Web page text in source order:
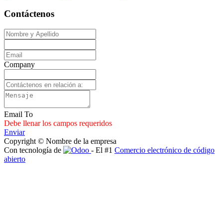
Contáctenos
Company
Email To
Debe llenar los campos requeridos
Enviar
Copyright © Nombre de la empresa
Con tecnología de
- El #1 Comercio electrónico de código
abierto